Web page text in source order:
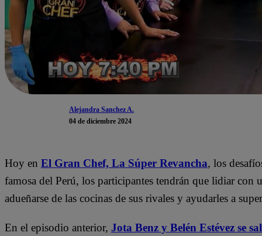
Alejandra Sanchez A.
04 de diciembre 2024
Hoy en El Gran Chef, La Súper Revancha, los
famosa del Perú, los participantes tendrán que lidiar
adueñarse de las cocinas de sus rivales y ayudarles a
En el episodio anterior, Jota Benz y Belén Estévez se